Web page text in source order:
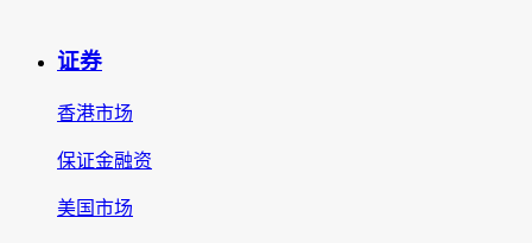
证券
香港市场
保证金融资
美国市场